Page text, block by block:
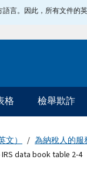
言。因此，所有文件的
格 檢舉欺詐
）
為納稅人的服
data book table 2-4